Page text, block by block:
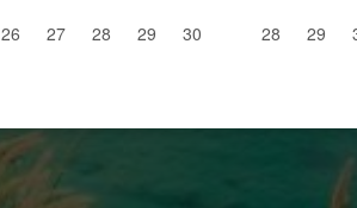
26 27 28 29
30
28
29